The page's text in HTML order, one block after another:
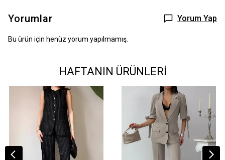
Yorumlar Yorum Yap
Bu ürün için henüz yorum yapılmamış.
HAFTANIN ÜRÜNLERİ